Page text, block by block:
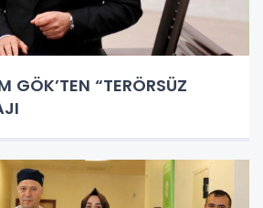
GÖK’TEN “TERÖRSÜZ